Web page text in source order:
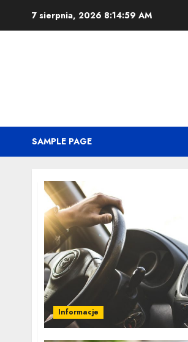
7 sierpnia, 2026 8:15:00 AM
SAMPLE PAGE
Informacje